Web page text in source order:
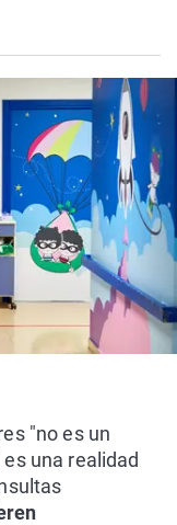
Gente viajera
Como el perro y el
Retornados
Equipo de
Operación Viuda
Galicia
La Rioja
Navarra
País Vasco
Televisión
Elecciones
"no es un
una realidad